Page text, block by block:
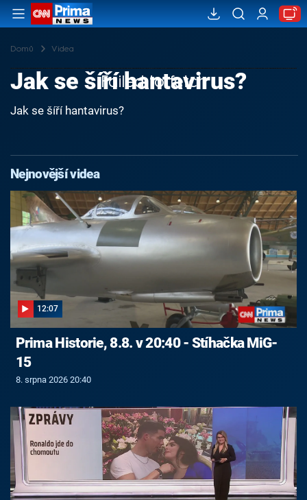
Domů Videa
Failed to fetch
Jak se šíří hantavirus?
Jak se šíří hantavirus?
Nejnovější videa
12:07
Prima Historie, 8.8. v 20:40 - Stíhačka MiG-
15
8. srpna 2026 20:40